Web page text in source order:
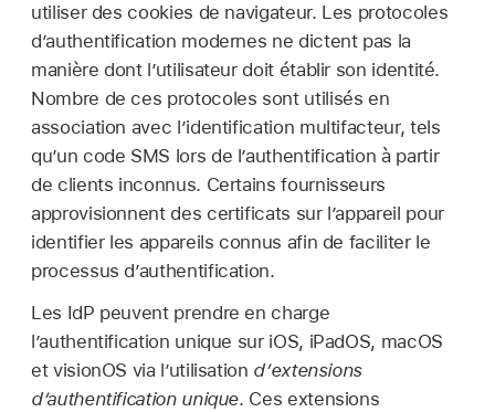
utiliser des cookies de navigateur. Les protocoles
d’authentification modernes ne dictent pas la
manière dont l’utilisateur doit établir son identité.
Nombre de ces protocoles sont utilisés en
association avec l’identification multifacteur, tels
qu’un code SMS lors de l’authentification à partir
de clients inconnus. Certains fournisseurs
approvisionnent des certificats sur l’appareil pour
identifier les appareils connus afin de faciliter le
processus d’authentification.
Les IdP peuvent prendre en charge
l’authentification unique sur iOS, iPadOS, macOS
et visionOS via l’utilisation d’extensions
d’authentification unique. Ces extensions